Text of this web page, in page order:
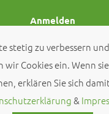
Anmelden
uns auch auf Social
byHundehilfe
stetig zu verbessern
wir Cookies ein. Wenn
erklären Sie sich
&